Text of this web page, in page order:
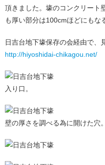
頂きました。壕のコンクリート
も厚い部分は100cmほどにもな
日吉台地下壕保存の会経由で、
http://hiyoshidai-chikagou.net/
入り口。
壁の厚さを調べる為に開けた穴。